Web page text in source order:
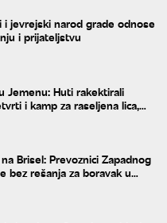
i jevrejski narod grade odnose
i prijateljstvu
Jemenu: Huti rakektirali
i kamp za raseljena lica,
Brisel: Prevoznici Zapadnog
bez rešanja za boravak u